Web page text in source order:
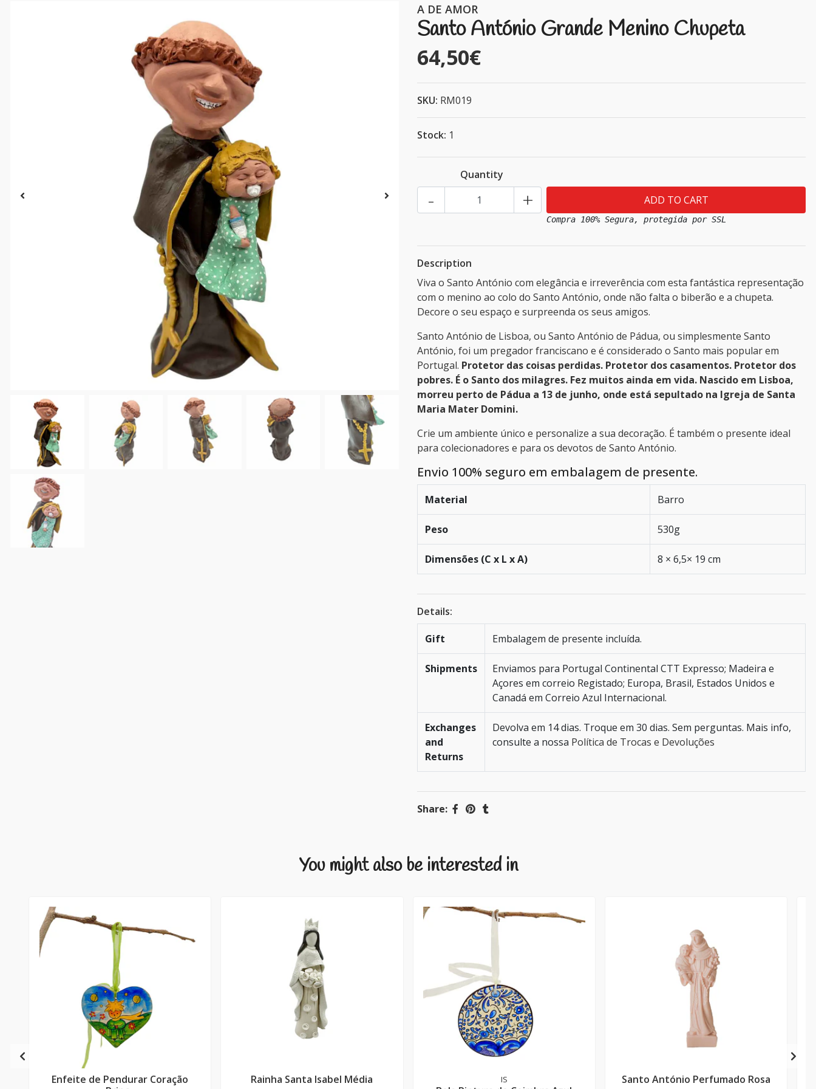
A DE AMOR
Santo António Grande Menino Chupeta
64,50€
SKU: RM019
Stock: 1
Quantity
+
-
Compra 100% Segura, protegida por SSL
Description
Viva o Santo António com elegância e irreverência com esta fantástica representação
com o menino ao colo do Santo António, onde não falta o biberão e a chupeta.
Decore o seu espaço e surpreenda os seus amigos.
Santo António de Lisboa, ou Santo António de Pádua, ou simplesmente Santo
António, foi um pregador franciscano e é considerado o Santo mais popular em
Portugal. Protetor das coisas perdidas. Protetor dos casamentos. Protetor dos
pobres. É o Santo dos milagres. Fez muitos ainda em vida. Nascido em Lisboa,
morreu perto de Pádua a 13 de junho, onde está sepultado na Igreja de Santa
Maria Mater Domini.
Crie um ambiente único e personalize a sua decoração. É também o presente ideal
para colecionadores e para os devotos de Santo António.
Envio 100% seguro em embalagem de presente.
Material Barro
Peso 530g
Dimensões (C x L x A) 8 × 6,5× 19 cm
Details:
Gift Embalagem de presente incluída.
Shipments
Enviamos para Portugal Continental CTT Expresso; Madeira e
Açores em correio Registado; Europa, Brasil, Estados Unidos e
Canadá em Correio Azul Internacional.
Exchanges
and
Returns
Devolva em 14 dias. Troque em 30 dias. Sem perguntas. Mais info,
consulte a nossa Política de Trocas e Devoluções
Share:
You might also be interested in
Enfeite de Pendurar Coração
Rainha Santa Isabel Média IS Santo António Perfumado Rosa